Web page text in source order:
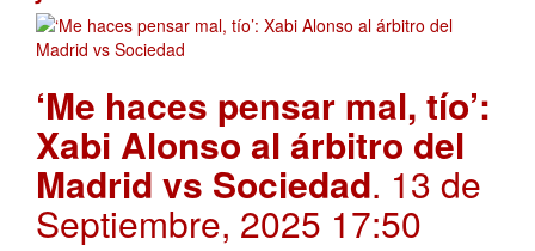
‘Me haces pensar mal, tío’:
Xabi Alonso al árbitro del
Madrid vs Sociedad. 13 de
Septiembre, 2025 17:50